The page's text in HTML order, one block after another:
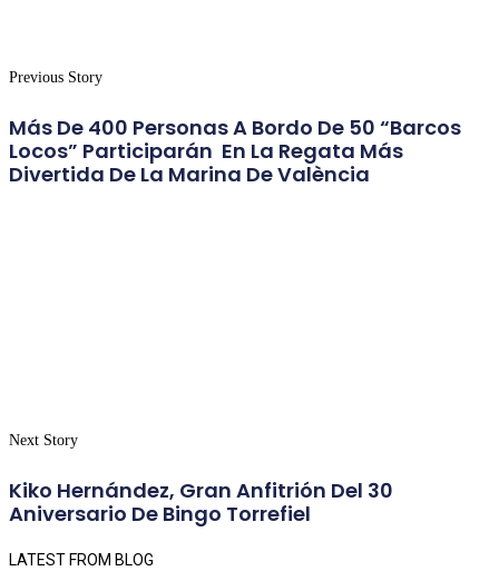
Previous Story
Más De 400 Personas A Bordo De 50 “barcos
Locos” Participarán En La Regata Más
Divertida De La Marina De València
Next Story
Kiko Hernández, Gran Anfitrión Del 30
Aniversario De Bingo Torrefiel
LATEST FROM BLOG